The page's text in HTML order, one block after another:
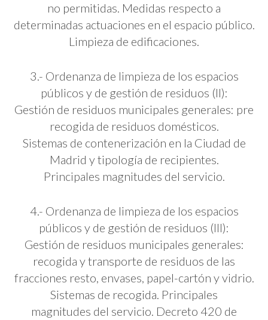
no permitidas. Medidas respecto a
determinadas actuaciones en el espacio público.
Limpieza de edificaciones.
3.- Ordenanza de limpieza de los espacios
públicos y de gestión de residuos (II):
Gestión de residuos municipales generales: pre
recogida de residuos domésticos.
Sistemas de contenerización en la Ciudad de
Madrid y tipología de recipientes.
Principales magnitudes del servicio.
4.- Ordenanza de limpieza de los espacios
públicos y de gestión de residuos (III):
Gestión de residuos municipales generales:
recogida y transporte de residuos de las
fracciones resto, envases, papel-cartón y vidrio.
Sistemas de recogida. Principales
magnitudes del servicio. Decreto 420 de